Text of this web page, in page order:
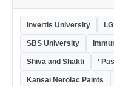
Invertis University
SBS University
Shiva and Shakti ‘
Kansai Nerolac Paints